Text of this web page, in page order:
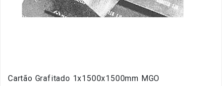
Cartão Grafitado 1x1500x1500mm MGO